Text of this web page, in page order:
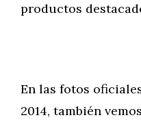
productos
En las fotos
2014, también